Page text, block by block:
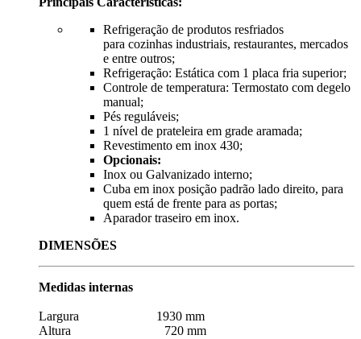
Refrigeração de produtos resfriados
para cozinhas industriais, restaurantes, mercados
e entre outros;
Refrigeração: Estática com 1 placa fria superior;
Controle de temperatura: Termostato com degelo
manual;
Pés reguláveis;
1 nível de prateleira em grade aramada;
Revestimento em inox 430;
Opcionais:
Inox ou Galvanizado interno;
Cuba em inox posição padrão lado direito, para
quem está de frente para as portas;
Aparador traseiro em inox.
DIMENSÕES
Medidas internas
Largura 1930 mm
Altura 720 mm